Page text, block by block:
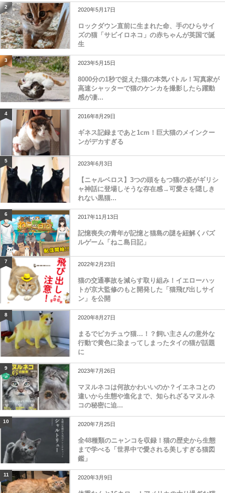
2 2020年5月17日
ロックダウン直前に生まれた命、手のひらサイ
ズの猫「サビイロネコ」の赤ちゃんが英国で誕
生
3 2023年5月15日
8000分の1秒で捉えた猫の本気バトル！写真家が
高速シャッターで猫のケンカを撮影したら躍動
感が凄...
4 2016年8月29日
ギネス記録まであと1cm！巨大猫のメインクー
ンがデカすぎる
5 2023年6月3日
【ニャルベロス】3つの頭をもつ猫の姿がギリシ
ャ神話に登場しそうな存在感→可愛さを隠しき
れない黒猫...
6 2017年11月13日
記憶喪失の青年が記憶と猫島の謎を紐解くパズ
ルゲーム「ねこ島日記」
7 2022年2月23日
猫の交通事故を減らす取り組み！イエローハッ
トが京大監修のもと開発した「猫飛び出しサイ
ン」を公開
8 2020年8月27日
まるでピカチュウ猫…！？飼い主さんの意外な
行動で黄色に染まってしまったタイの猫が話題
に
9 2023年7月26日
マヌルネコは何故かわいいのか？イエネコとの
違いから生態や進化まで、知られざるマヌルネ
コの秘密に迫...
10 2020年7月25日
全48種類のニャンコを収録！猫の歴史から生態
まで学べる「世界中で愛される美しすぎる猫図
鑑」
11 2020年3月9日